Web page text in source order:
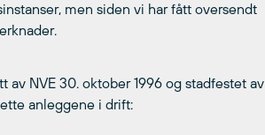
men siden vi har fått oversendt
NVE 30. oktober 1996 og stadfestet av
anleggene i drift: